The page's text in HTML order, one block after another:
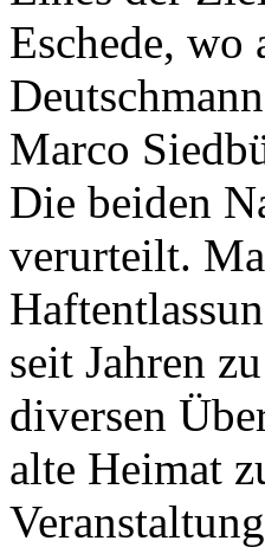
Eschede, wo
Marco
Die beiden
verurteilt.
seit Jahren
diversen
alte Heimat